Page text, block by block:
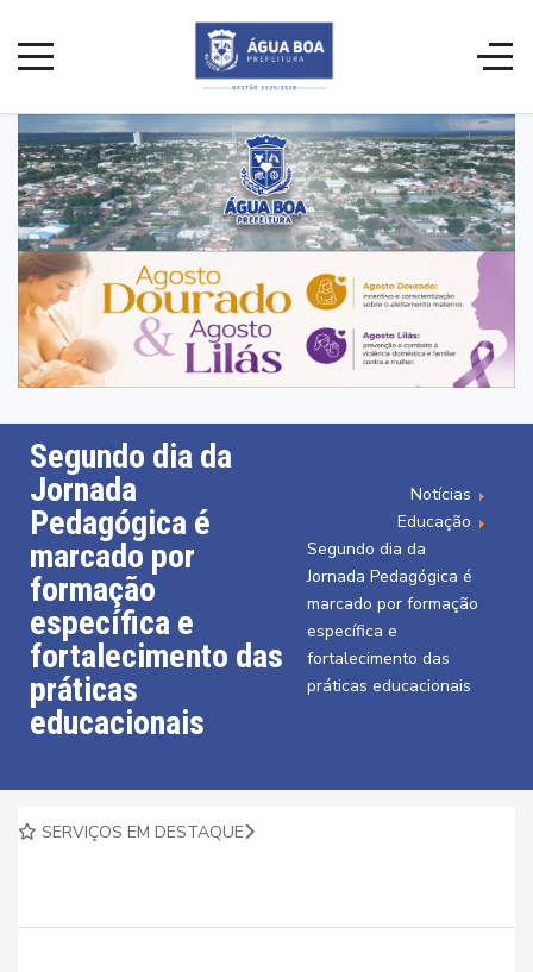
Segundo dia da
Jornada
Pedagógica é
marcado por
formação
específica e
fortalecimento das
práticas
educacionais
Notícias
Educação
Segundo dia da
Jornada Pedagógica é
marcado por formação
específica e
fortalecimento das
práticas educacionais
SERVIÇOS EM DESTAQUE